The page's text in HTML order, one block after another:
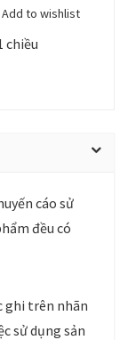
Add to wishlist
chiều
cáo sử
đều có
ghi trên nhãn
sử dụng sản